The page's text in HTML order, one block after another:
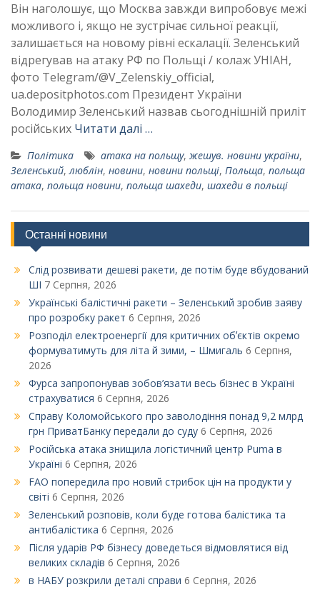
Він наголошує, що Москва завжди випробовує межі
можливого і, якщо не зустрічає сильної реакції,
залишається на новому рівні ескалації. Зеленський
відрегував на атаку РФ по Польщі / колаж УНІАН,
фото Telegram/@V_Zelenskiy_official,
ua.depositphotos.com Президент України
Володимир Зеленський назвав сьогоднішній приліт
російських Читати далі …
Політика атака на польщу,жешув. новини україни,
Зеленський,люблін, новини, новини польщі, Польща, польща
атака, польща новини, польща шахеди, шахеди в польщі
Останні новини
Слід розвивати дешеві ракети, де потім буде вбудований
ШІ 7 Серпня, 2026
Українські балістичні ракети – Зеленський зробив заяву
про розробку ракет 6 Серпня, 2026
Розподіл електроенергії для критичних обʼєктів окремо
формуватимуть для літа й зими, – Шмигаль 6 Серпня,
2026
Фурса запропонував зобов’язати весь бізнес в Україні
страхуватися 6 Серпня, 2026
Справу Коломойського про заволодіння понад 9,2 млрд
грн ПриватБанку передали до суду 6 Серпня, 2026
Російська атака знищила логістичний центр Puma в
Україні 6 Серпня, 2026
FAO попередила про новий стрибок цін на продукти у
світі 6 Серпня, 2026
Зеленський розповів, коли буде готова балістика та
антибалістика 6 Серпня, 2026
Після ударів РФ бізнесу доведеться відмовлятися від
великих складів 6 Серпня, 2026
в НАБУ розкрили деталі справи 6 Серпня, 2026